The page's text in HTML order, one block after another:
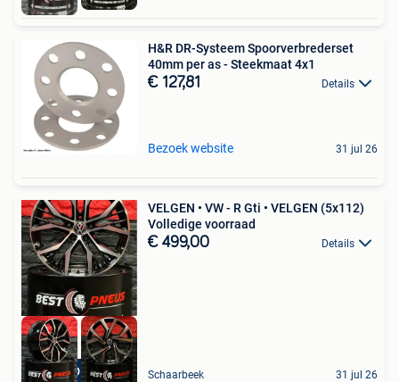
H&R DR-Systeem Spoorverbrederset
40mm per as - Steekmaat 4x1
€ 127,81 Details
Bezoek website 31 jul 26
STOCK DISPONIBLE
VELGEN • VW - R Gti • VELGEN (5x112)
Volledige voorraad
€ 499,00 Details
Schaarbeek 31 jul 26